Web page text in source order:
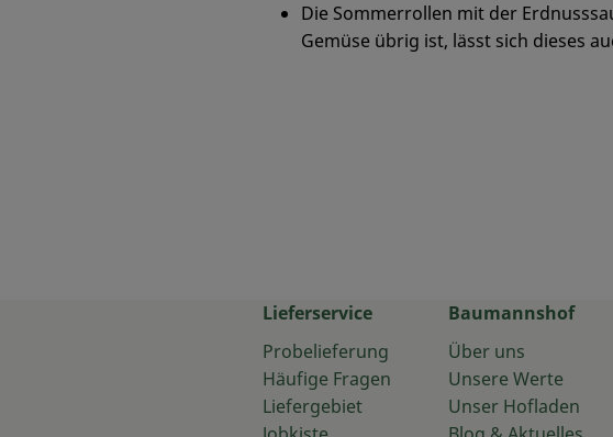
Die Sommerrollen mit der
Gemüse übrig ist, lässt sich dieses
Lieferservice
Probelieferung
Häufige Fragen
Liefergebiet
Baumannshof
Über uns
Unsere Werte
Unser Hofladen